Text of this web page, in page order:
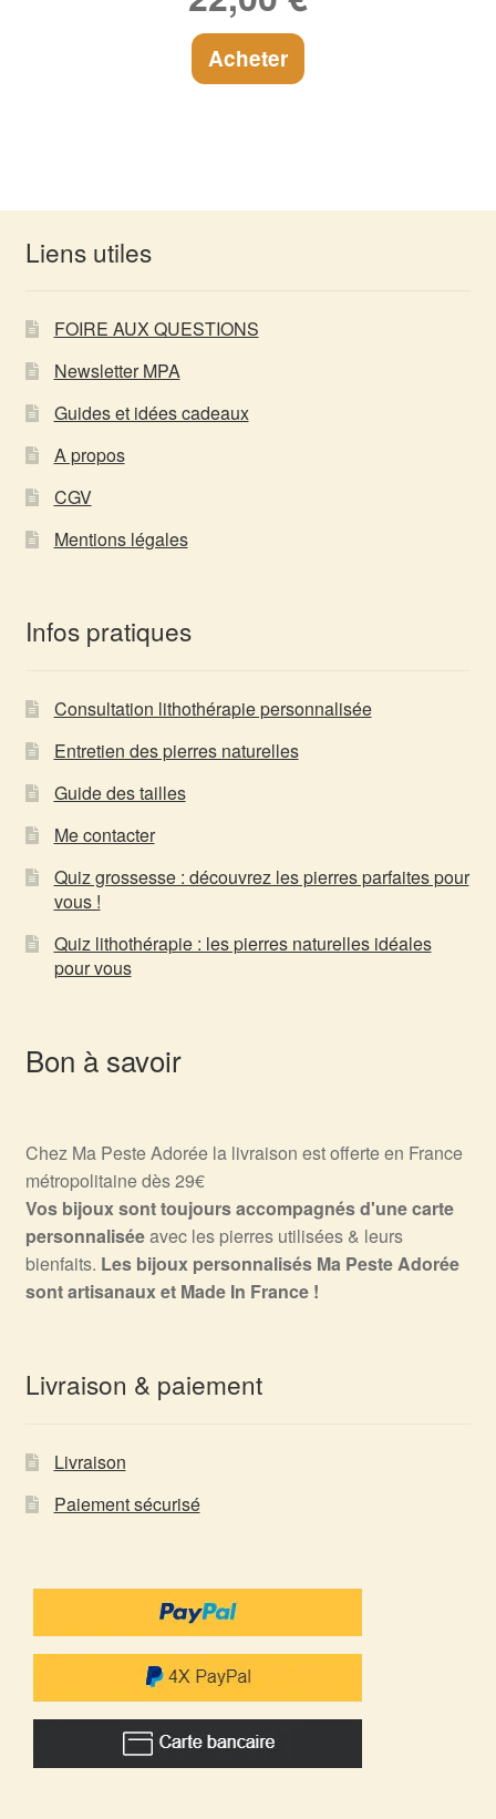
Acheter
Liens utiles
FOIRE AUX QUESTIONS
Newsletter MPA
Guides et idées cadeaux
A propos
CGV
Mentions légales
Infos pratiques
Consultation lithothérapie personnalisée
Entretien des pierres naturelles
Guide des tailles
Me contacter
Quiz grossesse : découvrez les pierres parfaites pour
vous !
Quiz lithothérapie : les pierres naturelles idéales
pour vous
Bon à savoir
Chez Ma Peste Adorée la livraison est offerte en France
métropolitaine dès 29€
Vos bijoux sont toujours accompagnés d'une carte
personnaliséeavec les pierres utilisées & leurs
bienfaits. Les bijoux personnalisés Ma Peste Adorée
sont artisanaux et Made In France !
Livraison & paiement
Livraison
Paiement sécurisé